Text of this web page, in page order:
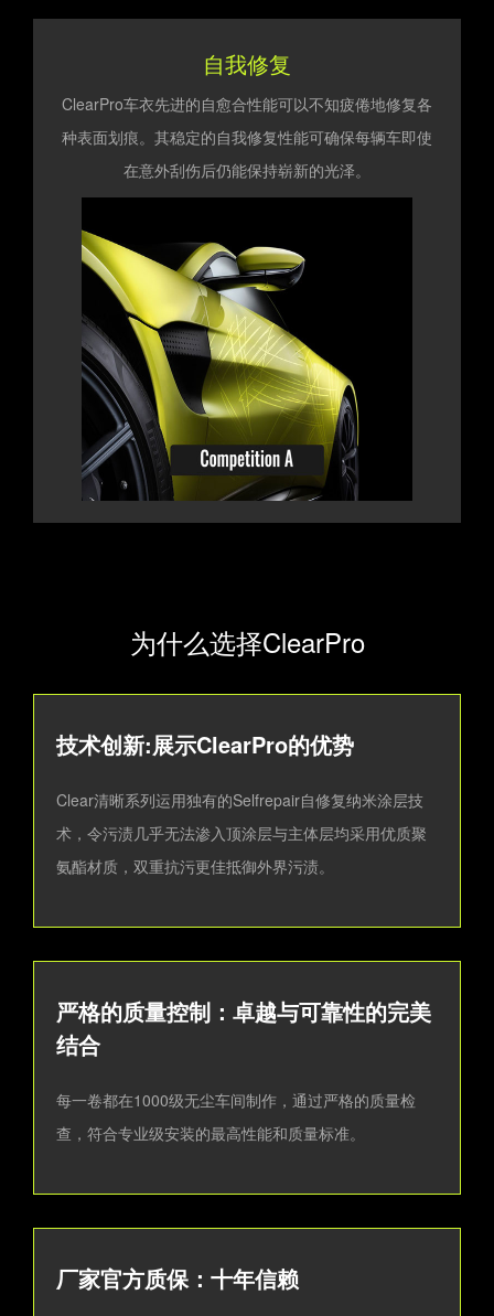
自我修复
ClearPro车衣先进的自愈合性能可以不知疲倦地修复各
种表面划痕。其稳定的自我修复性能可确保每辆车即使
在意外刮伤后仍能保持崭新的光泽。
为什么选择ClearPro
技术创新:展示ClearPro的优势
Clear清晰系列运用独有的Selfrepair自修复纳米涂层技
术，令污渍几乎无法渗入顶涂层与主体层均采用优质聚
氨酯材质，双重抗污更佳抵御外界污渍。
严格的质量控制：卓越与可靠性的完美
结合
每一卷都在1000级无尘车间制作，通过严格的质量检
查，符合专业级安装的最高性能和质量标准。
厂家官方质保：十年信赖